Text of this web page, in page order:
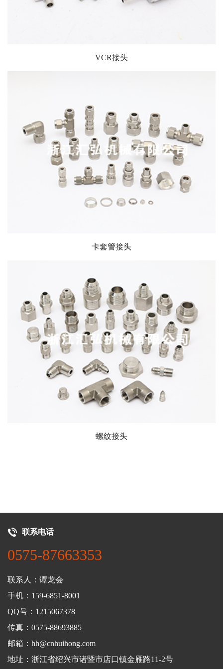
VCR接头
卡套管接头
螺纹接头
联系电话
0575-87663353
联系人：谭龙会
手机：159-6851-8001
QQ号：1215067378
传真：0575-88693885
邮箱：hh@cnhuihong.com
地址：浙江省绍兴市诸暨市店口镇金雁路11-2号